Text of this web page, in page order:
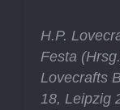
H.P.
Festa
Lovecrafts
18, Leipzig